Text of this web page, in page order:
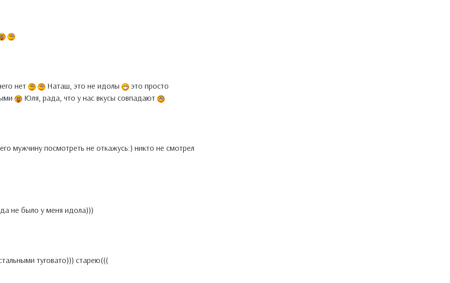
нет Наташ, это не идолы
это просто
Юля, рада, что у нас вкусы совпадают
мужчину посмотреть не откажусь:) никто не смотрел
не было у меня идола)))
туговато))) старею(((